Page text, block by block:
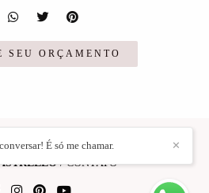
SEU ORÇAMENTO
/CONTATO
✕
É só me chamar.